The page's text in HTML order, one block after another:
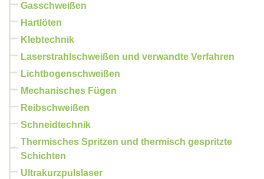
Gasschweißen
Hartlöten
Klebtechnik
Laserstrahlschweißen und verwandte Verfahren
Lichtbogenschweißen
Mechanisches Fügen
Reibschweißen
Schneidtechnik
Thermisches Spritzen und thermisch gespritzte
Schichten
Ultrakurzpulslaser